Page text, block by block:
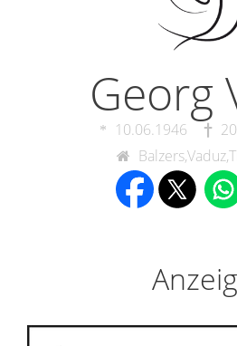
Georg
10.06.1946